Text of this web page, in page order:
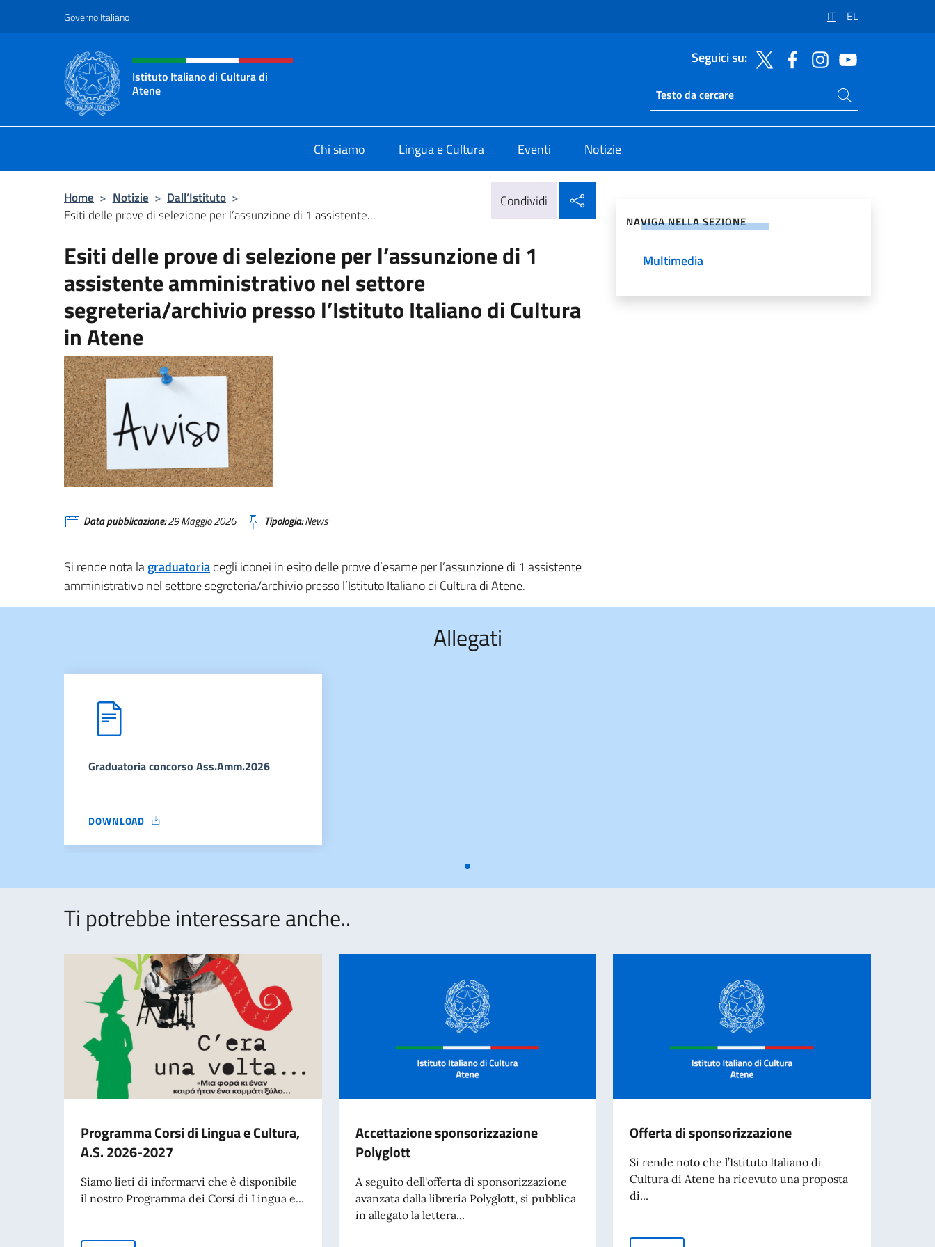
Governo Italiano IT EL
Intestazione sito, social e menù
Istituto Italiano di Cultura di
Atene
Seguici su:
Ricerca sito live
Cerca nel sito
Chi siamo Lingua e Cultura Eventi Notizie
Home > Notizie > Dall’Istituto >
Esiti delle prove di selezione per l’assunzione di 1 assistente...
Condividi
Esiti delle prove di selezione per l’assunzione di 1
assistente amministrativo nel settore
segreteria/archivio presso l’Istituto Italiano di Cultura
in Atene
Data pubblicazione:29 Maggio 2026 Tipologia:News
Si rende nota lagraduatoriadegli idonei in esito delle prove d’esame per l’assunzione di 1 assistente
amministrativo nel settore segreteria/archivio presso l’Istituto Italiano di Cultura di Atene.
NAVIGA NELLA SEZIONE
Multimedia
Allegati
Graduatoria concorso Ass.Amm.2026
DOWNLOAD
GRADUATORIA CONCORSO ASS.AMM.2026
Ti potrebbe interessare anche..
Programma Corsi di Lingua e Cultura,
A.S. 2026-2027
Siamo lieti di informarvi che è disponibile
il nostro Programma dei Corsi di Lingua e...
Accettazione sponsorizzazione
Polyglott
A seguito dell'offerta di sponsorizzazione
avanzata dalla libreria Polyglott, si pubblica
in allegato la lettera...
Offerta di sponsorizzazione
Si rende noto che l’Istituto Italiano di
Cultura di Atene ha ricevuto una proposta
di...